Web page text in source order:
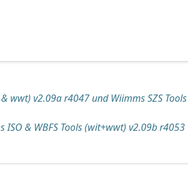
wwt) v2.09a r4047 und Wiimms SZS Tools
ISO & WBFS Tools (wit+wwt) v2.09b r4053